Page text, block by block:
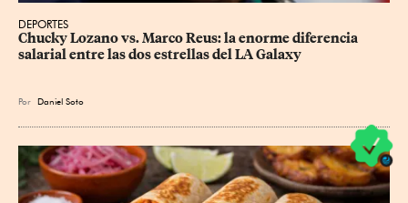
DEPORTES
Chucky Lozano vs. Marco Reus: la enorme diferencia
salarial entre las dos estrellas del LA Galaxy
Por Daniel Soto